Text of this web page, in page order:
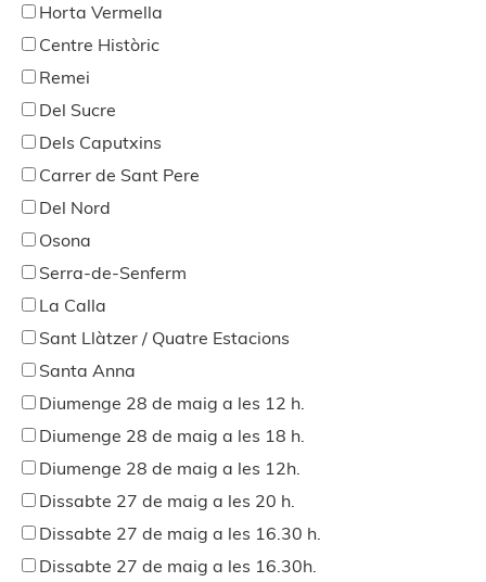
Horta Vermella
Centre Històric
Remei
Del Sucre
Dels Caputxins
Carrer de Sant Pere
Del Nord
Osona
Serra-de-Senferm
La Calla
Sant Llàtzer / Quatre Estacions
Santa Anna
Diumenge 28 de maig a les 12 h.
Diumenge 28 de maig a les 18 h.
Diumenge 28 de maig a les 12h.
Dissabte 27 de maig a les 20 h.
Dissabte 27 de maig a les 16.30 h.
Dissabte 27 de maig a les 16.30h.